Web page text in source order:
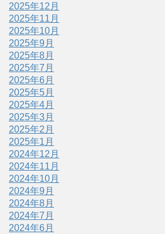
2025年12月
2025年11月
2025年10月
2025年9月
2025年8月
2025年7月
2025年6月
2025年5月
2025年4月
2025年3月
2025年2月
2025年1月
2024年12月
2024年11月
2024年10月
2024年9月
2024年8月
2024年7月
2024年6月